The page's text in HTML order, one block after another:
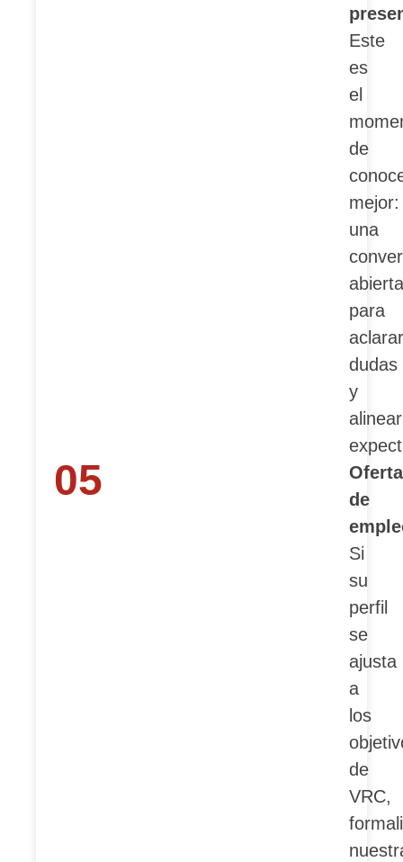
Este
es
el
de
mejor:
una
abierta
para
aclarar
dudas
y
alinear
05
Oferta
de
Si
su
perfil
se
ajusta
a
los
de
VRC,